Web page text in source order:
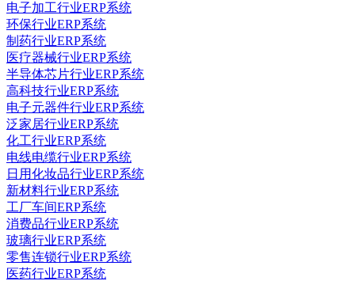
电子加工行业ERP系统
环保行业ERP系统
制药行业ERP系统
医疗器械行业ERP系统
半导体芯片行业ERP系统
高科技行业ERP系统
电子元器件行业ERP系统
泛家居行业ERP系统
化工行业ERP系统
电线电缆行业ERP系统
日用化妆品行业ERP系统
新材料行业ERP系统
工厂车间ERP系统
消费品行业ERP系统
玻璃行业ERP系统
零售连锁行业ERP系统
医药行业ERP系统